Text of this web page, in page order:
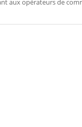
aux opérateurs de